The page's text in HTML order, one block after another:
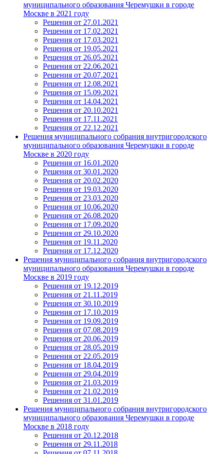
муниципального образования Черемушки в городе
Москве в 2021 году
Решения от 27.01.2021
Решения от 17.02.2021
Решения от 17.03.2021
Решения от 19.05.2021
Решения от 26.05.2021
Решения от 22.06.2021
Решения от 20.07.2021
Решения от 12.08.2021
Решения от 15.09.2021
Решения от 14.04.2021
Решения от 20.10.2021
Решения от 17.11.2021
Решения от 22.12.2021
Решения муниципального собрания внутригородского
муниципального образования Черемушки в городе
Москве в 2020 году
Решения от 16.01.2020
Решения от 30.01.2020
Решения от 20.02.2020
Решения от 19.03.2020
Решения от 23.03.2020
Решения от 10.06.2020
Решения от 26.08.2020
Решения от 17.09.2020
Решения от 29.10.2020
Решения от 19.11.2020
Решения от 17.12.2020
Решения муниципального собрания внутригородского
муниципального образования Черемушки в городе
Москве в 2019 году
Решения от 19.12.2019
Решения от 21.11.2019
Решения от 30.10.2019
Решения от 17.10.2019
Решения от 19.09.2019
Решения от 07.08.2019
Решения от 20.06.2019
Решения от 28.05.2019
Решения от 22.05.2019
Решения от 18.04.2019
Решения от 29.04.2019
Решения от 21.03.2019
Решения от 21.02.2019
Решения от 31.01.2019
Решения муниципального собрания внутригородского
муниципального образования Черемушки в городе
Москве в 2018 году
Решения от 20.12.2018
Решения от 29.11.2018